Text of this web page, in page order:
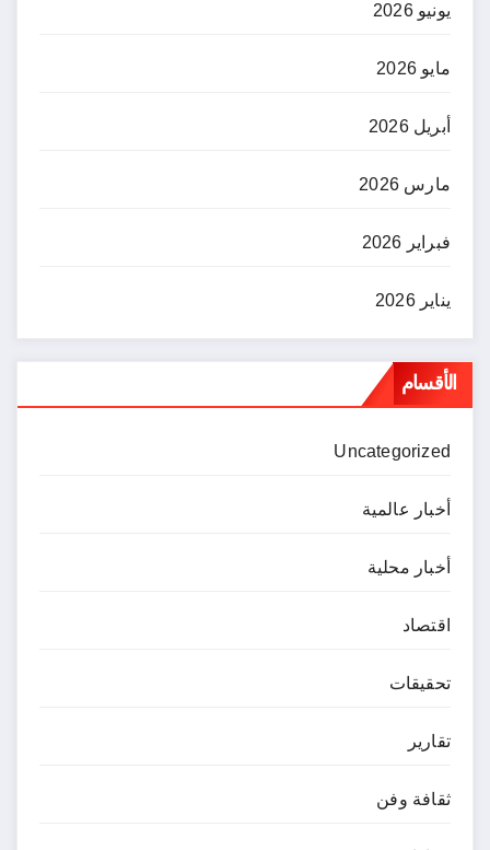
يونيو 2026
مايو 2026
أبريل 2026
مارس 2026
فبراير 2026
يناير 2026
الأقسام
Uncategorized
أخبار عالمية
أخبار محلية
اقتصاد
تحقيقات
تقارير
ثقافة وفن